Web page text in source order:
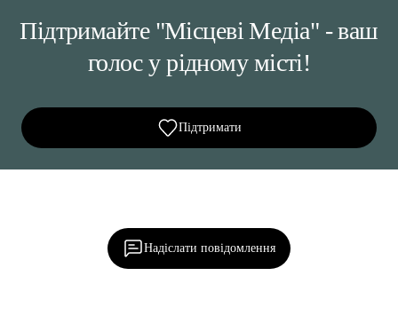
Підтримайте "Місцеві Медіа" - ваш
голос у рідному місті!
Підтримати
Надіслати повідомлення